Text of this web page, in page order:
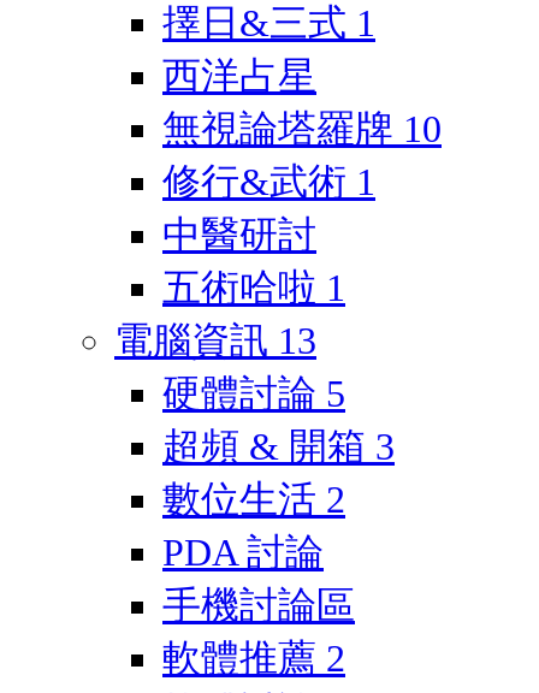
擇日&三式 1
西洋占星
無視論塔羅牌 10
修行&武術 1
中醫研討
五術哈啦 1
電腦資訊 13
硬體討論 5
超頻 & 開箱 3
數位生活 2
PDA 討論
手機討論區
軟體推薦 2